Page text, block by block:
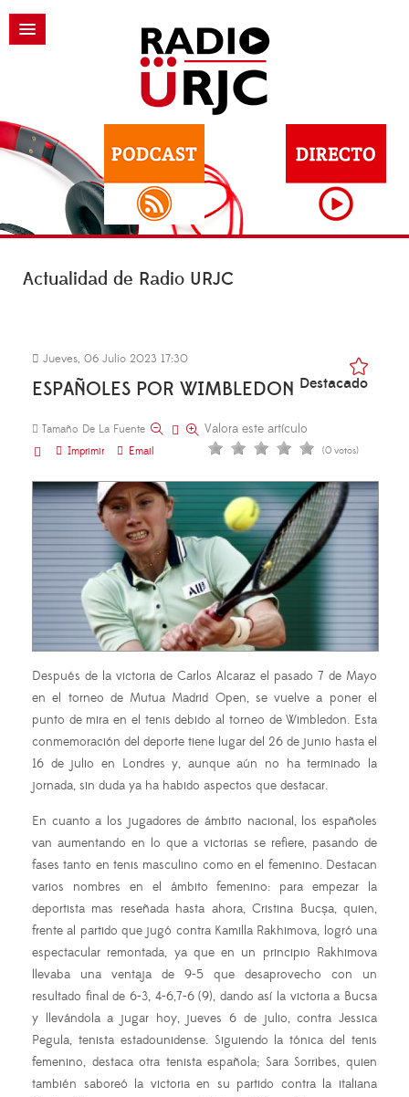
Actualidad de Radio URJC
Jueves, 06 Julio 2023 17:30
ESPAÑOLES POR WIMBLEDON Destacado
Tamaño De La Fuente
Imprimir
Email
Valora este artículo
(0 votos)
Después de la victoria de Carlos Alcaraz el pasado 7 de Mayo
en el torneo de Mutua Madrid Open, se vuelve a poner el
punto de mira en el tenis debido al torneo de Wimbledon. Esta
conmemoración del deporte tiene lugar del 26 de junio hasta el
16 de julio en Londres y, aunque aún no ha terminado la
jornada, sin duda ya ha habido aspectos que destacar.
En cuanto a los jugadores de ámbito nacional, los españoles
van aumentando en lo que a victorias se refiere, pasando de
fases tanto en tenis masculino como en el femenino. Destacan
varios nombres en el ámbito femenino: para empezar la
deportista mas reseñada hasta ahora, Cristina Bucșa, quien,
frente al partido que jugó contra Kamilla Rakhimova, logró una
espectacular remontada, ya que en un principio Rakhimova
llevaba una ventaja de 9-5 que desaprovecho con un
resultado final de 6-3, 4-6,7-6 (9), dando así la victoria a Bucsa
y llevándola a jugar hoy, jueves 6 de julio, contra Jessica
Pegula, tenista estadounidense. Siguiendo la tónica del tenis
femenino, destaca otra tenista española; Sara Sorribes, quien
también saboreó la victoria en su partido contra la italiana